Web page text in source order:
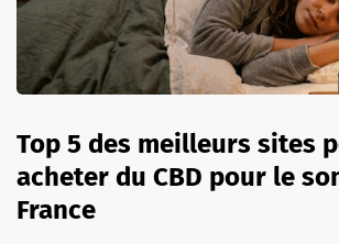
Top 5 des meilleurs sites
acheter du CBD pour le
France